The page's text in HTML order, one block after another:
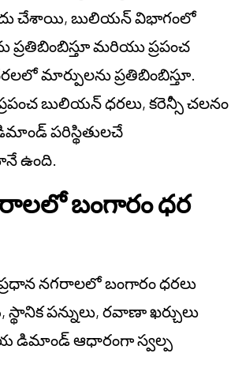
చేశాయి, బులియన్ విభాగంలో
ప్రతిబింబిస్తూ మరియు ప్రపంచ
మార్పులను ప్రతిబింబిస్తూ.
బులియన్ ధరలు, కరెన్సీ చలనం
పరిస్థితులచే
ఉంది.
బంగారం ధర
నగరాలలో బంగారం ధరలు
పన్నులు, రవాణా ఖర్చులు
డిమాండ్ ఆధారంగా స్వల్ప